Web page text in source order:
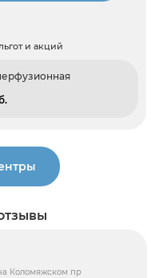
и акций
Коломяжском пр